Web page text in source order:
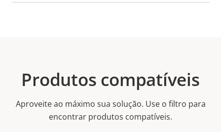
Produtos compatíveis
Aproveite ao máximo sua solução. Use o filtro para
encontrar produtos compatíveis.